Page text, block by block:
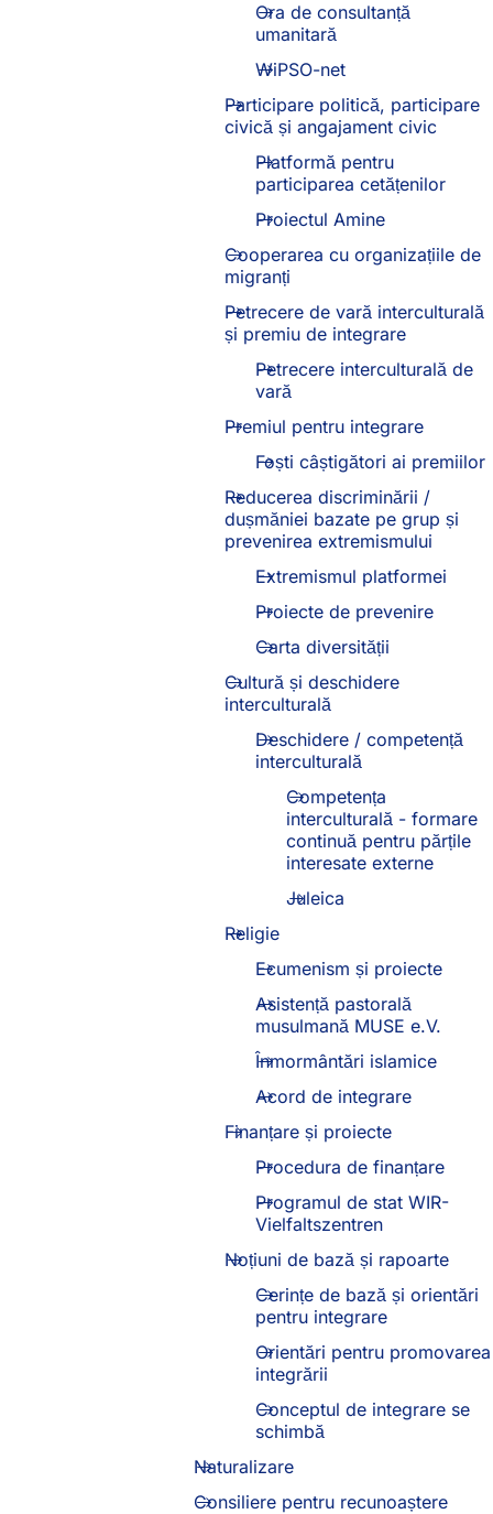
Ora de consultanță
umanitară
WiPSO-net
Participare politică, participare
civică și angajament civic
Platformă pentru
participarea cetățenilor
o
Proiectul Amine
într-
filă
nouă)
Cooperarea cu organizațiile de
migranți
Petrecere de vară interculturală
și premiu de integrare
Petrecere interculturală de
vară
Premiul pentru integrare
Foști câștigători ai premiilor
Reducerea discriminării /
dușmăniei bazate pe grup și
prevenirea extremismului
Extremismul platformei
Proiecte de prevenire
Carta diversității
Cultură și deschidere
interculturală
Deschidere / competență
interculturală
Competența
interculturală - formare
continuă pentru părțile
interesate externe
Juleica
Religie
Ecumenism și proiecte
Asistență pastorală
musulmană MUSE e.V.
Înmormântări islamice
Acord de integrare
Finanțare și proiecte
Procedura de finanțare
Programul de stat WIR-
Vielfaltszentren
Noțiuni de bază și rapoarte
Cerințe de bază și orientări
pentru integrare
Orientări pentru promovarea
integrării
Conceptul de integrare se
schimbă
Naturalizare
Consiliere pentru recunoaștere